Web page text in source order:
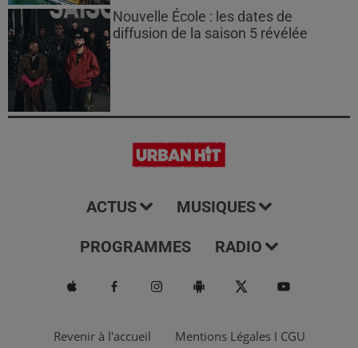
Nouvelle École : les dates de
diffusion de la saison 5 révélée
ACTUS MUSIQUES
PROGRAMMES RADIO
Revenir à l'accueil Mentions Légales I CGU